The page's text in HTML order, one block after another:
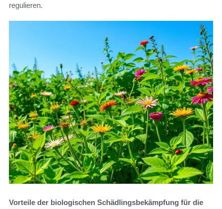
regulieren.
Vorteile der biologischen Schädlingsbekämpfung für die